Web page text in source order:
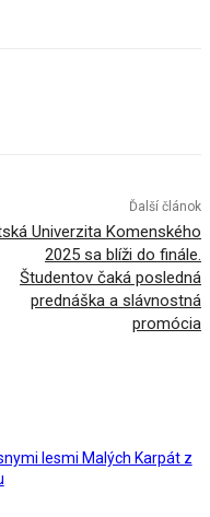
Ďalší článok
Univerzita Komenského
2025 sa blíži do finále.
Študentov čaká posledná
prednáška a slávnostná
promócia
lesmi Malých Karpát z